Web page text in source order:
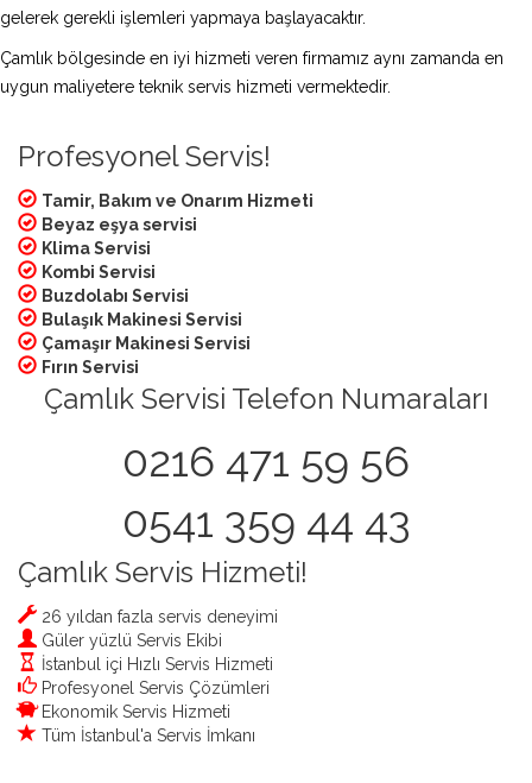
gelerek gerekli işlemleri yapmaya başlayacaktır.
Çamlık bölgesinde en iyi hizmeti veren firmamız aynı zamanda en
uygun maliyetere teknik servis hizmeti vermektedir.
Profesyonel Servis!
Tamir, Bakım ve Onarım Hizmeti
Beyaz eşya servisi
Klima Servisi
Kombi Servisi
Buzdolabı Servisi
Bulaşık Makinesi Servisi
Çamaşır Makinesi Servisi
Fırın Servisi
Çamlık Servisi Telefon Numaraları
0216 471 59 56
0541 359 44 43
Çamlık Servis Hizmeti!
26 yıldan fazla servis deneyimi
Güler yüzlü Servis Ekibi
İstanbul içi Hızlı Servis Hizmeti
Profesyonel Servis Çözümleri
Ekonomik Servis Hizmeti
Tüm İstanbul'a Servis İmkanı